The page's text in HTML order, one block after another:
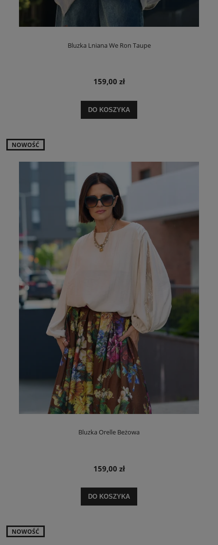
Bluzka Lniana We Ron Taupe
159,00 zł
DO KOSZYKA
Bluzka Orelle Beżowa
159,00 zł
DO KOSZYKA
NOWOŚĆ
NOWOŚĆ